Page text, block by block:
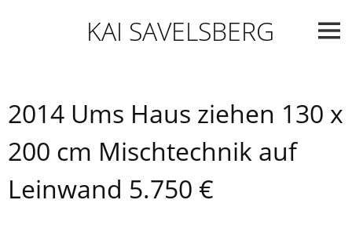
KAI SAVELSBERG
2014 Ums Haus ziehen 130 x
200 cm Mischtechnik auf
Leinwand 5.750 €